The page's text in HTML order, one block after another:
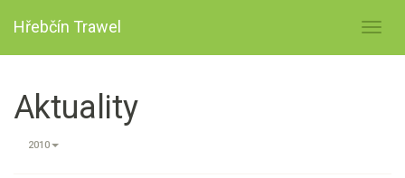
Hřebčín Trawel
Aktuality
2010